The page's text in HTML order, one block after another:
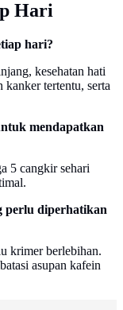
Hari
hari?
kesehatan hati
kanker tertentu, serta
mendapatkan
5 cangkir sehari
perlu diperhatikan
krimer berlebihan.
asupan kafein